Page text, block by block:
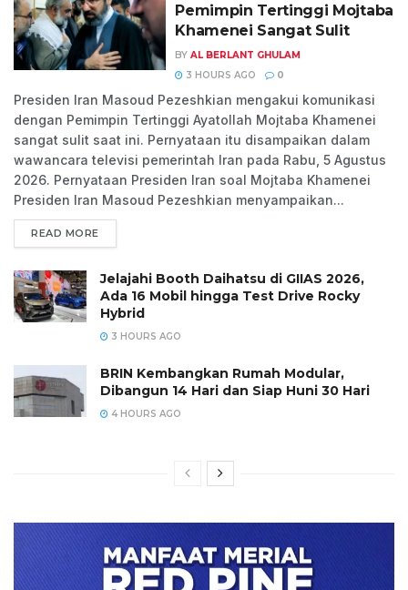
Pemimpin Tertinggi Mojtaba
Khamenei Sangat Sulit
BY AL BERLANT GHULAM
3 HOURS AGO
0
Presiden Iran Masoud Pezeshkian mengakui komunikasi
dengan Pemimpin Tertinggi Ayatollah Mojtaba Khamenei
sangat sulit saat ini. Pernyataan itu disampaikan dalam
wawancara televisi pemerintah Iran pada Rabu, 5 Agustus
2026. Pernyataan Presiden Iran soal Mojtaba Khamenei
Presiden Iran Masoud Pezeshkian menyampaikan...
READ MORE
Jelajahi Booth Daihatsu di GIIAS 2026,
Ada 16 Mobil hingga Test Drive Rocky
Hybrid
3 HOURS AGO
BRIN Kembangkan Rumah Modular,
Dibangun 14 Hari dan Siap Huni 30 Hari
4 HOURS AGO